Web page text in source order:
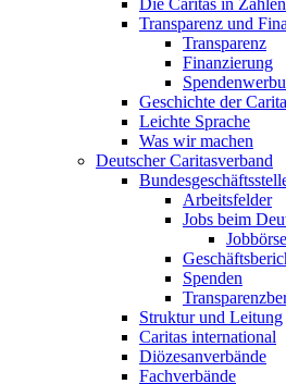
Die Caritas in Zahlen
Transparenz und
Transparenz
Finanzierung
Geschichte der
Leichte Sprache
Was wir machen
Deutscher Caritasverband
Arbeitsfelder
Jobs beim
Jobbörse
Spenden
Struktur und Leitung
Caritas international
Diözesanverbände
Fachverbände